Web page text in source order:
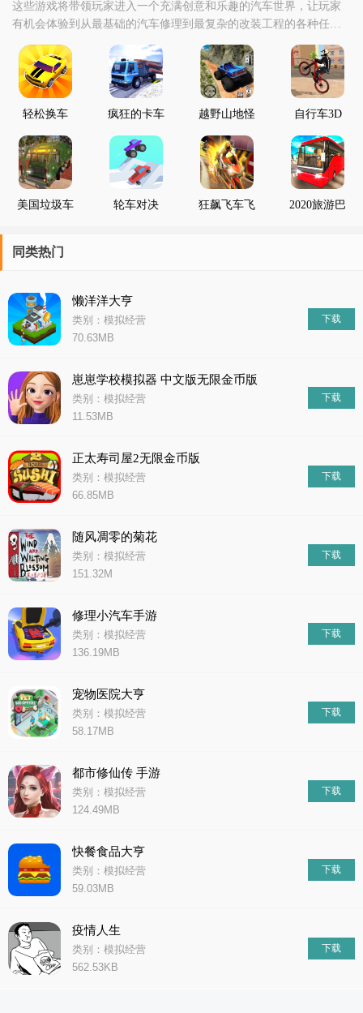
这些游戏将带领玩家进入一个充满创意和乐趣的汽车世界，让玩家
有机会体验到从最基础的汽车修理到最复杂的改装工程的各种任
务。以下是一些我们精选的游戏，它们都以更换车辆为主题，提供
了一种独特的游戏体验。玩家可以在游戏中扮演汽车维修工或汽车
改装师，负责修复和改装各种老旧、损坏或者不符合客户需求的汽
车。游戏中包含了丰富的零件库和工具，让玩家可以自由地设
轻松换车
疯狂的卡车
越野山地怪
版
自行车3D
美国垃圾车
轮车对决
狂飙飞车飞
2020旅游巴
同类热门
懒洋洋大亨
类别：模拟经营
70.63MB
下载
崽崽学校模拟器 中文版无限金币版
类别：模拟经营
11.53MB
下载
正太寿司屋2无限金币版
类别：模拟经营
66.85MB
下载
随风凋零的菊花
类别：模拟经营
151.32M
下载
修理小汽车手游
类别：模拟经营
136.19MB
下载
宠物医院大亨
类别：模拟经营
58.17MB
下载
都市修仙传 手游
类别：模拟经营
124.49MB
下载
快餐食品大亨
类别：模拟经营
59.03MB
下载
疫情人生
类别：模拟经营
562.53KB
下载